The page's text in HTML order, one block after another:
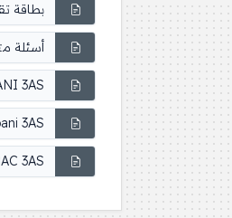
بطاقة
أسئلة
3AS
3AS
3AS